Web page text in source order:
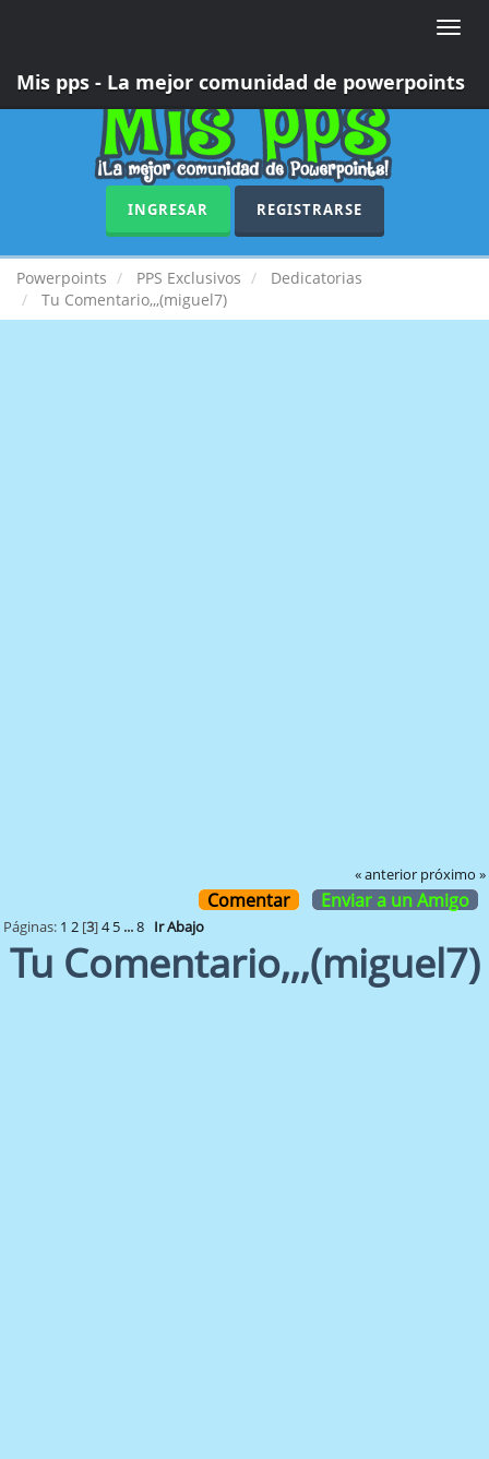
Toggle
Mis pps - La mejor comunidad de powerpoints
INGRESAR REGISTRARSE
Powerpoints PPS Exclusivos
Dedicatorias
Tu Comentario,,,(miguel7)
« anterior próximo »
Comentar Enviar a un Amigo
Páginas: 1 2[3]4 5 ...8 Ir Abajo
Tu Comentario,,,(miguel7)